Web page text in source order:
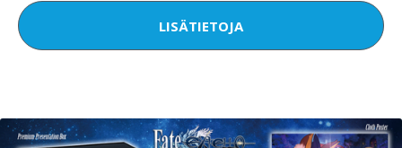
LISÄTIETOJA